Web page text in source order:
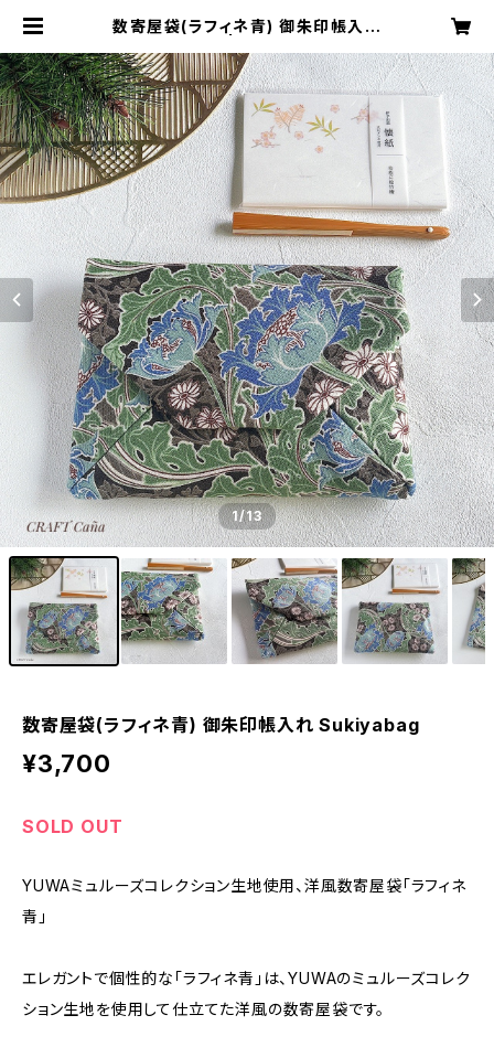
数寄屋袋(ラフィネ青) 御朱印帳入れ
1/13
数寄屋袋(ラフィネ青) 御朱印帳入れ Sukiyabag
¥3,700
SOLD OUT
YUWAミュルーズコレクション生地使用、洋風数寄屋袋「ラフィネ
青」
エレガントで個性的な「ラフィネ青」は、YUWAのミュルーズコレク
ション生地を使用して仕立てた洋風の数寄屋袋です。